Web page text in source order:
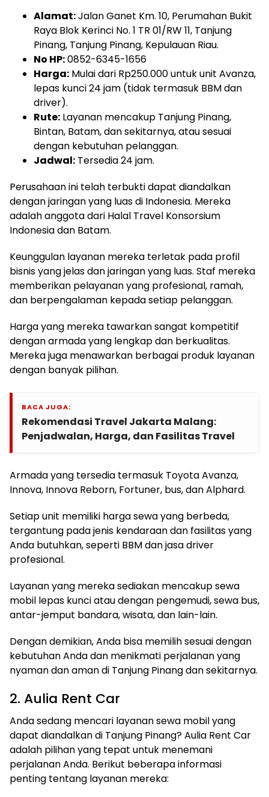
Alamat:Jalan Ganet Km. 10, Perumahan Bukit
Raya Blok Kerinci No. 1 TR 01/RW 11, Tanjung
Pinang, Tanjung Pinang, Kepulauan Riau.
No HP:0852-6345-1656
Harga: Mulai dari Rp250.000 untuk unit Avanza,
lepas kunci 24 jam (tidak termasuk BBM dan
driver).
Rute: Layanan mencakup Tanjung Pinang,
Bintan, Batam, dan sekitarnya, atau sesuai
dengan kebutuhan pelanggan.
Jadwal: Tersedia 24 jam.
Perusahaan ini telah terbukti dapat diandalkan
dengan jaringan yang luas di Indonesia. Mereka
adalah anggota dari Halal Travel Konsorsium
Indonesia dan Batam.
Keunggulan layanan mereka terletak pada profil
bisnis yang jelas dan jaringan yang luas. Staf mereka
memberikan pelayanan yang profesional, ramah,
dan berpengalaman kepada setiap pelanggan.
Harga yang mereka tawarkan sangat kompetitif
dengan armada yang lengkap dan berkualitas.
Mereka juga menawarkan berbagai produk layanan
dengan banyak pilihan.
BACA JUGA:
Rekomendasi Travel Jakarta Malang:
Penjadwalan, Harga, dan Fasilitas Travel
Armada yang tersedia termasuk Toyota Avanza,
Innova, Innova Reborn, Fortuner, bus, dan Alphard.
Setiap unit memiliki harga sewa yang berbeda,
tergantung pada jenis kendaraan dan fasilitas yang
Anda butuhkan, seperti BBM dan jasa driver
profesional.
Layanan yang mereka sediakan mencakup sewa
mobil lepas kunci atau dengan pengemudi, sewa bus,
antar-jemput bandara, wisata, dan lain-lain.
Dengan demikian, Anda bisa memilih sesuai dengan
kebutuhan Anda dan menikmati perjalanan yang
nyaman dan aman di Tanjung Pinang dan sekitarnya.
2. Aulia Rent Car
Anda sedang mencari layanan sewa mobil yang
dapat diandalkan di Tanjung Pinang? Aulia Rent Car
adalah pilihan yang tepat untuk menemani
perjalanan Anda. Berikut beberapa informasi
penting tentang layanan mereka: